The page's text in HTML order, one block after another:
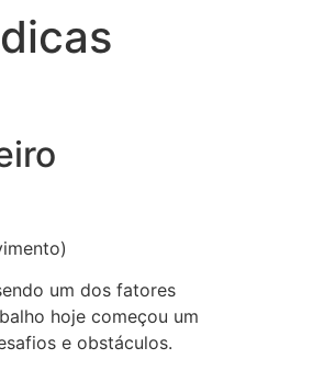
um dos fatores
hoje começou um
e obstáculos.